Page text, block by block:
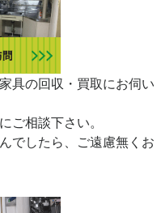
具の回収・買取にお伺い
ご相談下さい。
でしたら、ご遠慮無くお